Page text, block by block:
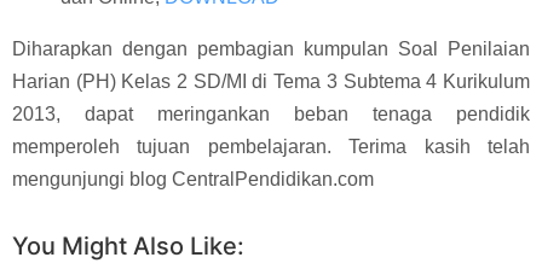
Diharapkan dengan pembagian kumpulan Soal Penilaian
Harian (PH) Kelas 2 SD/MI di Tema 3 Subtema 4 Kurikulum
2013, dapat meringankan beban tenaga pendidik
memperoleh tujuan pembelajaran. Terima kasih telah
mengunjungi blog CentralPendidikan.com
You Might Also Like: